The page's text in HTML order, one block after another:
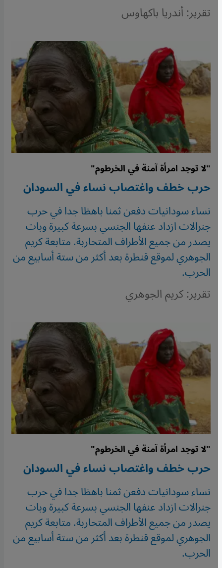
تقرير: أندريا باكهاوس
"لا توجد امرأة آمنة في الخرطوم"
حرب خطف واغتصاب نساء في السودان
نساء سودانيات دفعن ثمنا باهظا جدا في حرب
جنرالات ازداد عنفها الجنسي بسرعة كبيرة وبات
يصدر من جميع الأطراف المتحاربة. متابعة كريم
الجوهري لموقع قنطرة بعد أكثر من ستة أسابيع من
الحرب.
تقرير: كريم الجوهري
"لا توجد امرأة آمنة في الخرطوم"
حرب خطف واغتصاب نساء في السودان
نساء سودانيات دفعن ثمنا باهظا جدا في حرب
جنرالات ازداد عنفها الجنسي بسرعة كبيرة وبات
يصدر من جميع الأطراف المتحاربة. متابعة كريم
الجوهري لموقع قنطرة بعد أكثر من ستة أسابيع من
الحرب.